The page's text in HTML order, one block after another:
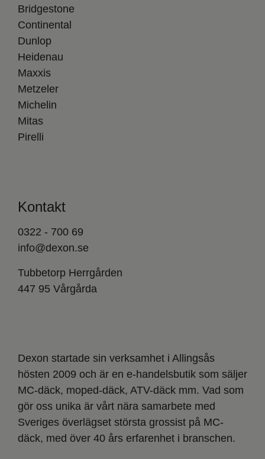
Bridgestone
Continental
Dunlop
Heidenau
Maxxis
Metzeler
Michelin
Mitas
Pirelli
Kontakt
0322 - 700 69
info@dexon.se
Tubbetorp Herrgården
447 95 Vårgårda
Dexon startade sin verksamhet i Allingsås
hösten 2009 och är en e-handelsbutik som säljer
MC-däck, moped-däck, ATV-däck mm. Vad som
gör oss unika är vårt nära samarbete med
Sveriges överlägset största grossist på MC-
däck, med över 40 års erfarenhet i branschen.